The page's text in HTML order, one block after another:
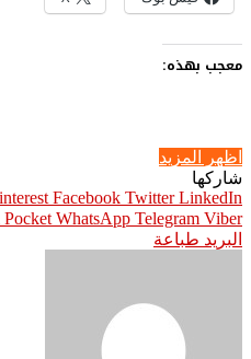
معجب بهذه:
اظهر المزيد
شاركها
Facebook Twitter LinkedIn
Pocket WhatsApp Telegram Viber
البريد طباعة